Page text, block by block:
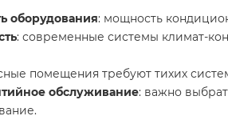
оборудования: мощность
: современные системы климат-
помещения требуют тихих
обслуживание: важно